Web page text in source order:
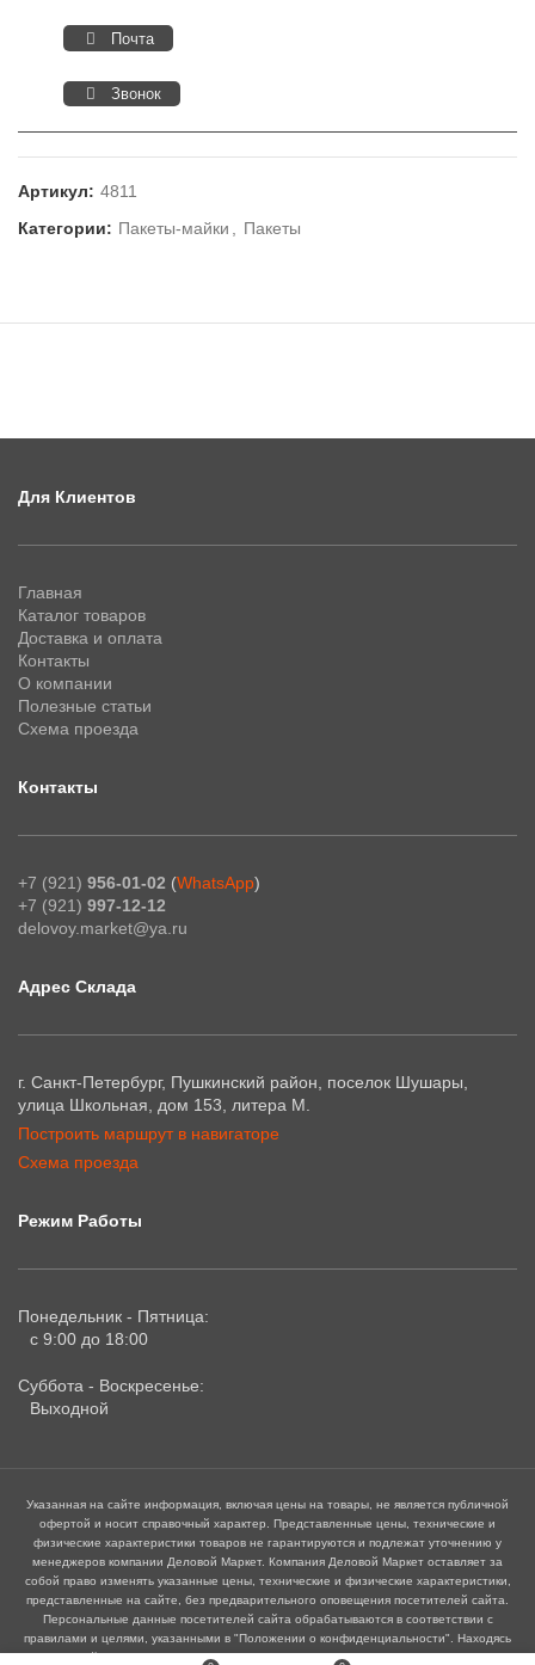
Почта
Звонок
Артикул: 4811
Категории: Пакеты-майки Пакеты
Для Клиентов
Главная
Каталог товаров
Доставка и оплата
Контакты
О компании
Полезные статьи
Схема проезда
Контакты
+7 (921) 956-01-02 (WhatsApp)
+7 (921) 997-12-12
delovoy.market@ya.ru
Адрес Склада
г. Санкт-Петербург, Пушкинский район, поселок Шушары,
улица Школьная, дом 153, литера М.
Построить маршрут в навигаторе
Схема проезда
Режим Работы
Понедельник - Пятница:
с 9:00 до 18:00
Суббота - Воскресенье:
Выходной
Указанная на сайте информация, включая цены на товары, не является публичной
офертой и носит справочный характер. Представленные цены, технические и
физические характеристики товаров не гарантируются и подлежат уточнению у
менеджеров компании Деловой Маркет. Компания Деловой Маркет оставляет за
собой право изменять указанные цены, технические и физические характеристики,
представленные на сайте, без предварительного оповещения посетителей сайта.
Персональные данные посетителей сайта обрабатываются в соответствии с
правилами и целями, указанными в "Положении о конфиденциальности". Находясь
на сайте посетитель автоматически принимает его правила и политику